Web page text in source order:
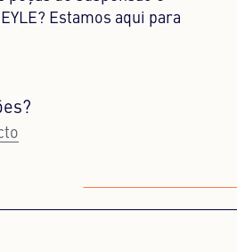
Estamos aqui para